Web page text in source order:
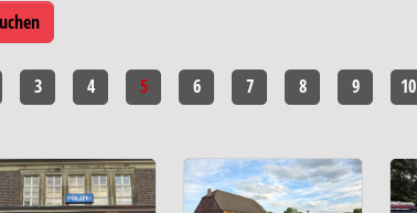
3 4 5 6 7 8 9 10